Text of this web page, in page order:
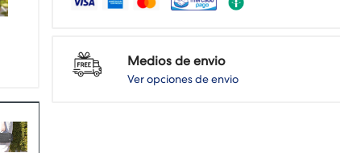
Medios de envio
Ver opciones de envio